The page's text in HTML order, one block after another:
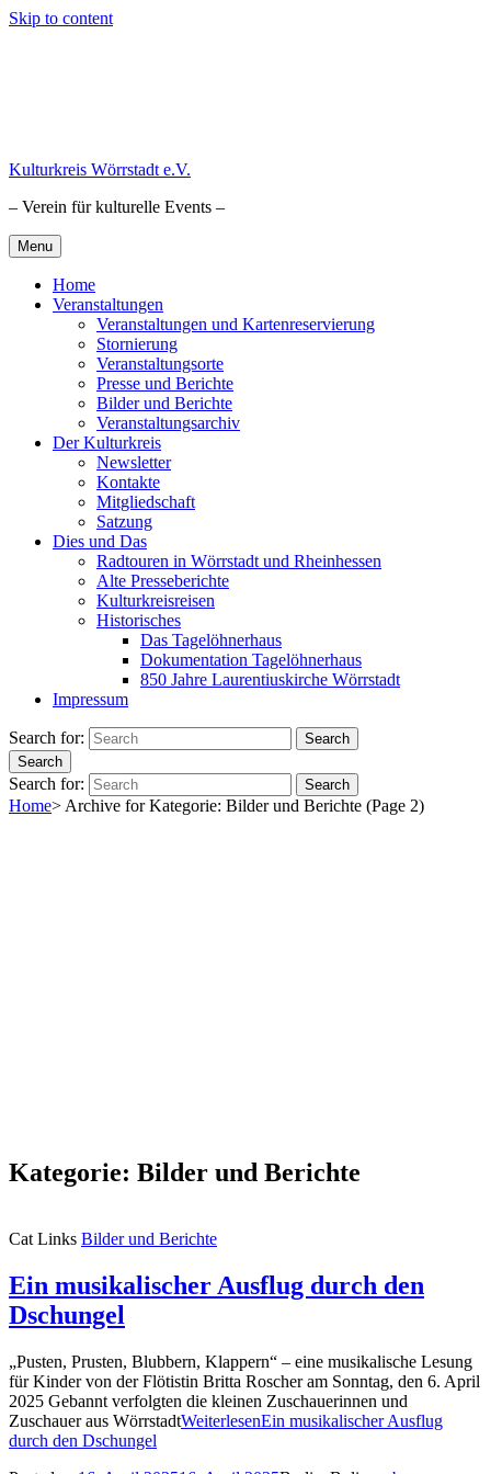
Skip to content
Kulturkreis Wörrstadt e.V.
– Verein für kulturelle Events –
Menu
Home
Veranstaltungen
Veranstaltungen und Kartenreservierung
Stornierung
Veranstaltungsorte
Presse und Berichte
Bilder und Berichte
Veranstaltungsarchiv
Der Kulturkreis
Newsletter
Kontakte
Mitgliedschaft
Satzung
Dies und Das
Radtouren in Wörrstadt und Rheinhessen
Alte Presseberichte
Kulturkreisreisen
Historisches
Das Tagelöhnerhaus
Dokumentation Tagelöhnerhaus
850 Jahre Laurentiuskirche Wörrstadt
Impressum
Search for:
Search
Search
Search for: Search
Home> Archive forKategorie: Bilder und Berichte (Page 2)
Kategorie: Bilder und Berichte
Cat Links Bilder und Berichte
Ein musikalischer Ausflug durch den
Dschungel
„Pusten, Prusten, Blubbern, Klappern“ – eine musikalische Lesung
für Kinder von der Flötistin Britta Roscher am Sonntag, den 6. April
2025 Gebannt verfolgten die kleinen Zuschauerinnen und
Zuschauer aus WörrstadtWeiterlesenEin musikalischer Ausflug
durch den Dschungel